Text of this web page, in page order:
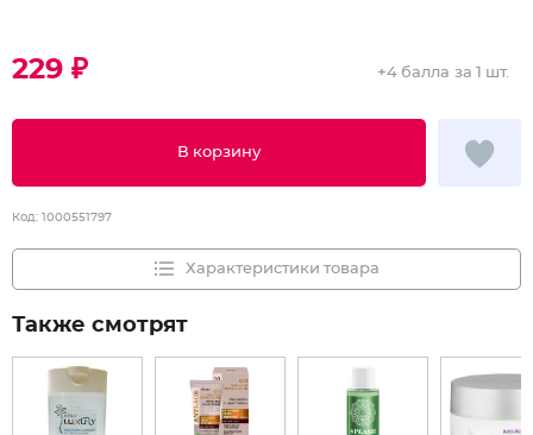
229 ₽
В корзину
+4 балла за 1 шт.
Код: 1000551797
Характеристики товара
Также смотрят